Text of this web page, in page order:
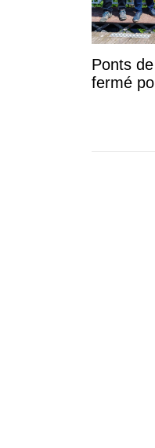
Ponts
fermé